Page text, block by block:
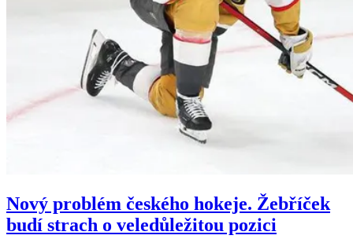
Nový problém českého hokeje. Žebříček
budí strach o veledůležitou pozici